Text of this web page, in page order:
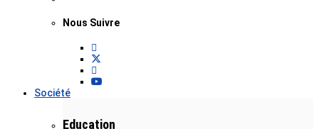
Nous Suivre
Société
Education